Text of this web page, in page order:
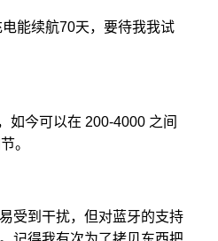
能续航70天，要待我我试
如今可以在 200-4000 之间
。
受到干扰，但对蓝牙的支持